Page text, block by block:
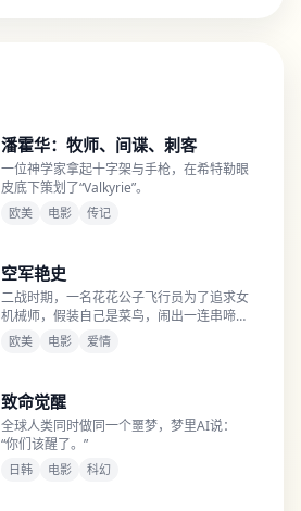
潘霍华：牧师、间谍、刺客
一位神学家拿起十字架与手枪，在希特勒眼
皮底下策划了“Valkyrie”。
欧美 电影 传记
空军艳史
二战时期，一名花花公子飞行员为了追求女
机械师，假装自己是菜鸟，闹出一连串啼笑
皆非的事。
欧美 电影 爱情
致命觉醒
全球人类同时做同一个噩梦，梦里AI说：
“你们该醒了。”
日韩 电影 科幻